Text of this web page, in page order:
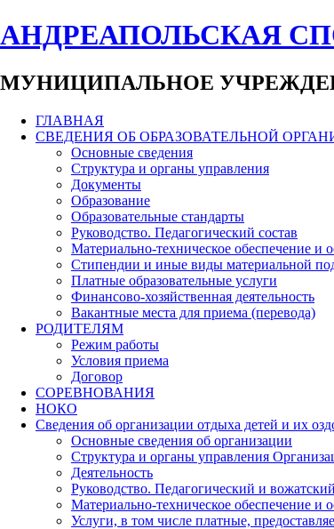
АНДРЕАПОЛЬСКАЯ
МУНИЦИПАЛЬНОЕ
ГЛАВНАЯ
СВЕДЕНИЯ ОБ ОБРАЗОВАТЕЛЬНОЙ
Основные сведения
Структура и органы управления
Документы
Образование
Образовательные стандарты
Руководство. Педагогический состав
Материально-техническое обеспечение и
Стипендии и иные виды материальной
Платные образовательные услуги
Финансово-хозяйственная деятельность
Вакантные места для приема (перевода)
РОДИТЕЛЯМ
Режим работы
Условия приема
Договор
СОРЕВНОВАНИЯ
НОКО
Сведения об организации отдыха детей и их
Основные сведения об организации
Структура и органы управления
Деятельность
Руководство. Педагогический и
Материально-техническое обеспечение и
Услуги, в том числе платные,